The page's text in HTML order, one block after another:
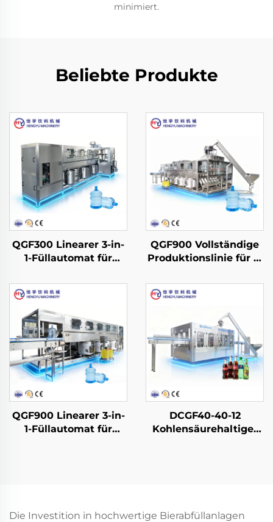
minimiert.
Beliebte Produkte
QGF300 Linearer 3-in-
1-Füllautomat für
QGF900 Vollständige
Produktionslinie für 3-
QGF900 Linearer 3-in-
1-Füllautomat für
DCGF40-40-12
Kohlensäurehaltige-
Die Investition in hochwertige Bierabfüllanlagen